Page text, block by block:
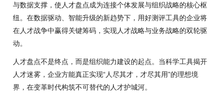
与数据支撑，使人才盘点成为连接个体发展与组织战略的核心枢
纽。在数据驱动、智能升级的新趋势下，用好测评工具的企业将
在人才战争中赢得关键筹码，实现人才战略与业务战略的双轮驱
动。
人才盘点不是终点，而是组织能力建设的起点。当科学工具揭开
人才迷雾，企业方能真正实现“人尽其才，才尽其用”的理想境
界，在变革时代构筑不可替代的人才护城河。